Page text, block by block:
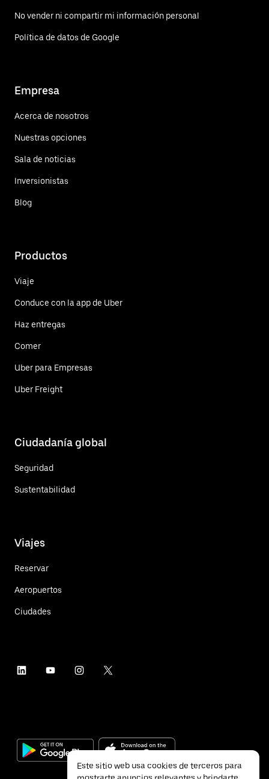
No vender ni compartir mi información personal
Política de datos de Google
Empresa
Acerca de nosotros
Nuestras opciones
Sala de noticias
Inversionistas
Blog
Productos
Viaje
Conduce con la app de Uber
Haz entregas
Comer
Uber para Empresas
Uber Freight
Ciudadanía global
Seguridad
Sustentabilidad
Viajes
Reservar
Aeropuertos
Ciudades
Este sitio web usa cookies de terceros para